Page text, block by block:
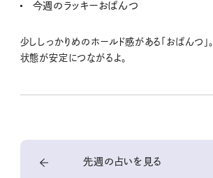
今週のラッキーおぱんつ
少ししっかりめのホールド感がある「おぱんつ」
状態が安定につながるよ。
先週の占いを見る